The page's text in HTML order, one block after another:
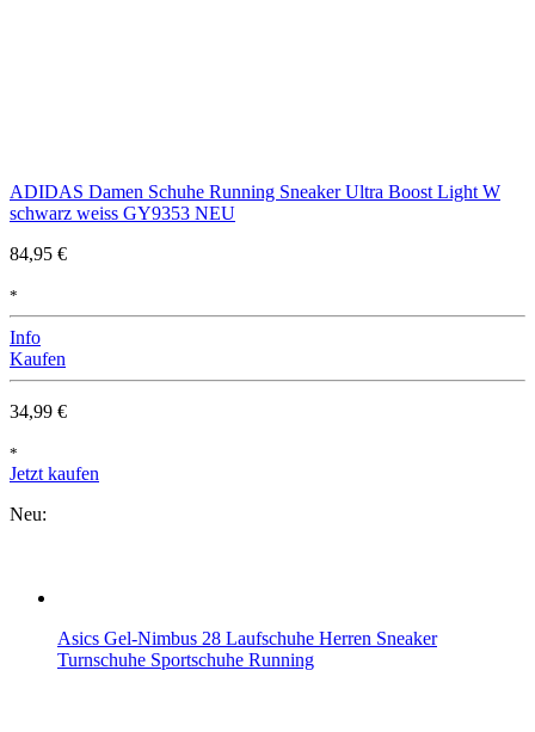
ADIDAS Damen Schuhe Running Sneaker Ultra Boost Light W
schwarz weiss GY9353 NEU
84,95 €
*
Info
Kaufen
34,99 €
*
Jetzt kaufen
Neu:
Asics Gel-Nimbus 28 Laufschuhe Herren Sneaker
Turnschuhe Sportschuhe Running